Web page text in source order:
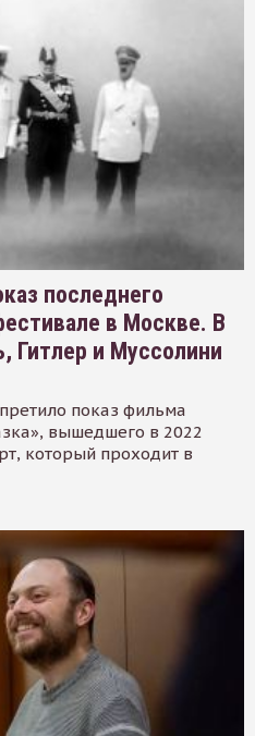
последнего
в Москве. В
Гитлер и Муссолини
показ фильма
вышедшего в 2022
который проходит в